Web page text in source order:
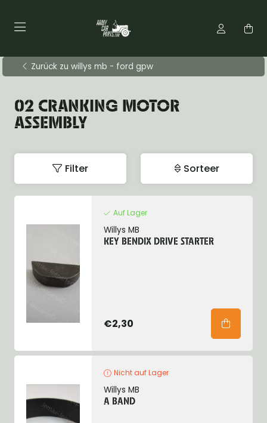
Zurück zu willys mb - ford gpw
02 CRANKING MOTOR
ASSEMBLY
Filter Sorteer
Auf Lager
Willys MB
KEY BENDIX DRIVE STARTER
€2,30
Nicht auf Lager
Willys MB
A BAND